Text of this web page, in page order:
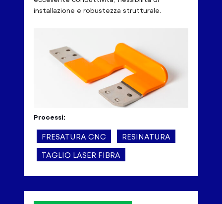
installazione e robustezza strutturale.
Processi:
FRESATURA CNC RESINATURA
TAGLIO LASER FIBRA